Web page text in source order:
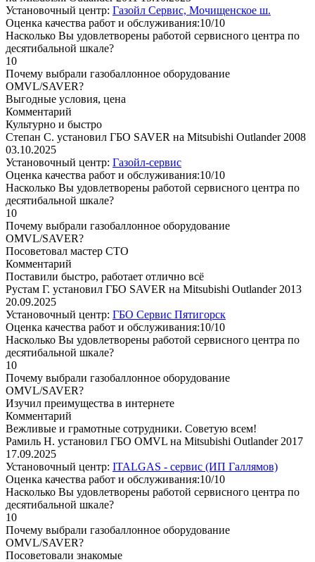
Установочный центр: Газойл Сервис, Мочищенское ш.
Оценка качества работ и обслуживания:10/10
Насколько Вы удовлетворены работой сервисного центра по
десятибальной шкале?
10
Почему выбрали газобаллонное оборудование
OMVL/SAVER?
Выгодные условия, цена
Комментарий
Культурно и быстро
Степан С. установил ГБО SAVER на Mitsubishi Outlander 2008
03.10.2025
Установочный центр: Газойл-сервис
Оценка качества работ и обслуживания:10/10
Насколько Вы удовлетворены работой сервисного центра по
десятибальной шкале?
10
Почему выбрали газобаллонное оборудование
OMVL/SAVER?
Посоветовал мастер СТО
Комментарий
Поставили быстро, работает отлично всё
Рустам Г. установил ГБО SAVER на Mitsubishi Outlander 2013
20.09.2025
Установочный центр: ГБО Сервис Пятигорск
Оценка качества работ и обслуживания:10/10
Насколько Вы удовлетворены работой сервисного центра по
десятибальной шкале?
10
Почему выбрали газобаллонное оборудование
OMVL/SAVER?
Изучил преимущества в интернете
Комментарий
Вежливые и грамотные сотрудники. Советую всем!
Рамиль Н. установил ГБО OMVL на Mitsubishi Outlander 2017
17.09.2025
Установочный центр: ITALGAS - сервис (ИП Галлямов)
Оценка качества работ и обслуживания:10/10
Насколько Вы удовлетворены работой сервисного центра по
десятибальной шкале?
10
Почему выбрали газобаллонное оборудование
OMVL/SAVER?
Посоветовали знакомые